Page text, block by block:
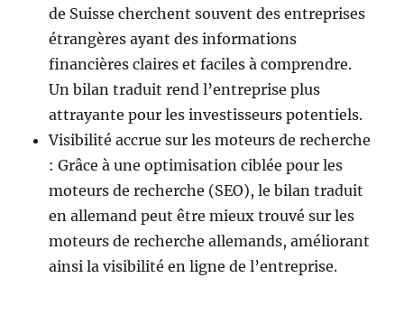
de Suisse cherchent souvent des entreprises
étrangères ayant des informations
financières claires et faciles à comprendre.
Un bilan traduit rend l’entreprise plus
attrayante pour les investisseurs potentiels.
Visibilité accrue sur les moteurs de recherche
: Grâce à une optimisation ciblée pour les
moteurs de recherche (SEO), le bilan traduit
en allemand peut être mieux trouvé sur les
moteurs de recherche allemands, améliorant
ainsi la visibilité en ligne de l’entreprise.